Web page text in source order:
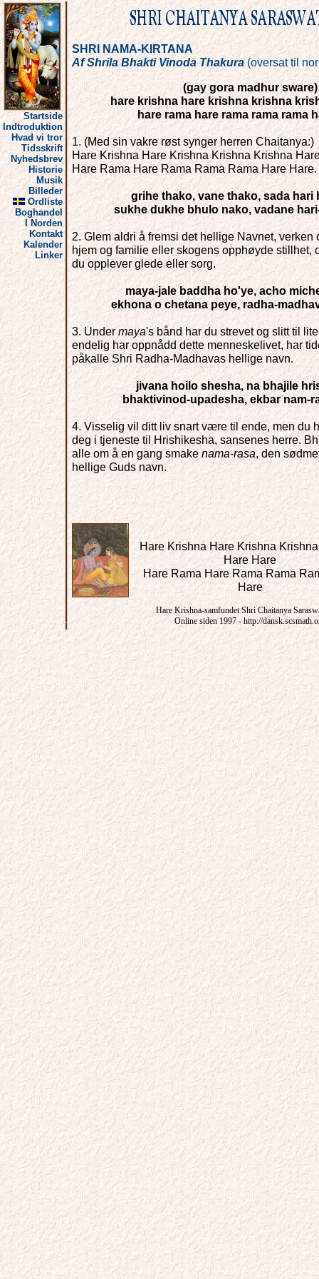
Startside
Indtroduktion
Hvad vi tror
Tidsskrift
Nyhedsbrev
Historie
Musik
Billeder
Ordliste
Boghandel
I Norden
Kontakt
Kalender
Linker
SHRI NAMA-KIRTANA
Af Shrila Bhakti Vinoda Thakura(oversat til
(gay gora madhur sware)
hare krishna hare krishna krishna
hare rama hare rama rama rama
1. (Med sin vakre røst synger herren Chaitanya:)
Hare Krishna Hare Krishna Krishna Krishna
Hare Rama Hare Rama Rama Rama Hare Hare.
grihe thako, vane thako, sada hari
sukhe dukhe bhulo nako, vadane
2. Glem aldri å fremsi det hellige Navnet, verken
hjem og familie eller skogens opphøyde stillhet,
du opplever glede eller sorg.
maya-jale baddha ho'ye, acho
ekhona o chetana peye, radha-
3. Under maya's bånd har du strevet og slitt til
endelig har oppnådd dette menneskelivet, har
påkalle Shri Radha-Madhavas hellige navn.
jivana hoilo shesha, na bhajile
bhaktivinod-upadesha, ekbar nam-
4. Visselig vil ditt liv snart være til ende, men du
deg i tjeneste til Hrishikesha, sansenes herre.
alle om å en gang smakenama-rasa, den
hellige Guds navn.
Hare Krishna Hare Krishna
Hare Hare
Hare Rama Hare Rama Rama
Hare
Hare Krishna-samfundet Shri Chaitanya
Online siden 1997 - http://